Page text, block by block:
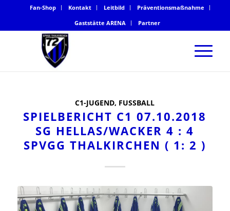
Fan-Shop Kontakt Leitbild
Präventionsmaßnahme
Gaststätte ARENA
Partner
C1-JUGEND, FUSSBALL
SPIELBERICHT C1 07.10.2018
SG HELLAS/WACKER 4 : 4
SPVGG THALKIRCHEN ( 1: 2 )